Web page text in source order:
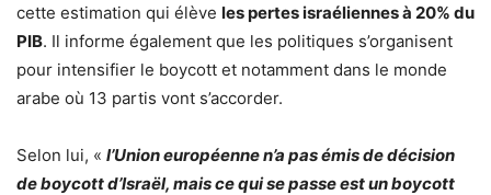
cette estimation qui élève les pertes israéliennes à 20% du
PIB. Il informe également que les politiques s’organisent
pour intensifier le boycott et notamment dans le monde
arabe où 13 partis vont s’accorder.
Selon lui, « l’Union européenne n’a pas émis de décision
de boycott d’Israël, mais ce qui se passe est un boycott